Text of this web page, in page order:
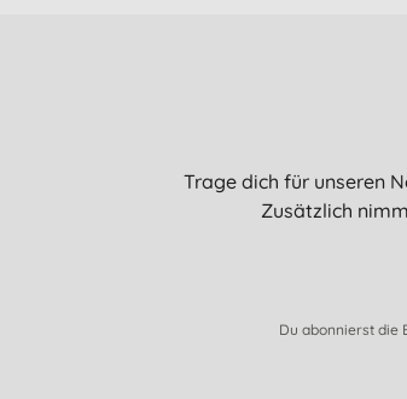
Trage dich für unseren
Zusätzlich
Du abonnierst die